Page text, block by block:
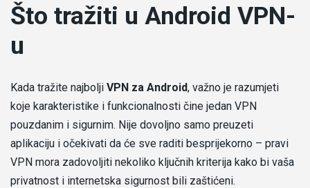
Što tražiti u Android VPN-
u
Kada tražite najbolji VPN za Android, važno je razumjeti
koje karakteristike i funkcionalnosti čine jedan VPN
pouzdanim i sigurnim. Nije dovoljno samo preuzeti
aplikaciju i očekivati da će sve raditi besprijekorno – pravi
VPN mora zadovoljiti nekoliko ključnih kriterija kako bi vaša
privatnost i internetska sigurnost bili zaštićeni.